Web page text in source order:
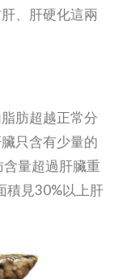
、肝硬化這兩
肪超越正常分
只含有少量的
量超過肝臟重
積見30%以上肝